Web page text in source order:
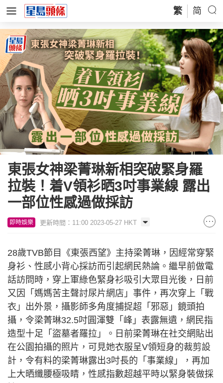
繁 简
東張女神梁菁琳新相突破緊身羅
拉裝！着V領衫晒3吋事業線 露出
一部位性感過做採訪
即時娛樂 更新時間：11:00 2023-05-27 HKT
28歲TVB節目《東張西望》主持梁菁琳，因經常穿緊
身衫、性感小背心採訪而引起網民熱論。繼早前做電
話訪問時，穿上軍綠色緊身衫吸引大眾目光後，日前
又因「媽媽苦主聲討尿片網店」事件，再次穿上「戰
衣」出外景，攝影師多角度捕捉超「邪惡」鏡頭拍
攝，令梁菁琳32.5吋圓渾雙「峰」表露無遺，網民指
造型十足「盜墓者羅拉」。日前梁菁琳在社交網貼出
在公園拍攝的照片，可見她衣服呈V領短身的裁剪設
計，令有料的梁菁琳露出3吋長的「事業線」，再加
上大晒纖腰極吸睛，性感指數超越平時以緊身裝做採